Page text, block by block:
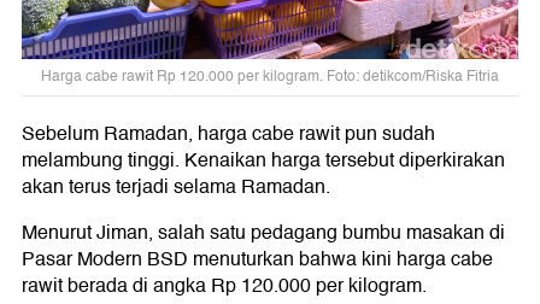
Harga cabe rawit Rp 120.000 per kilogram. Foto: detikcom/Riska Fitria
Sebelum Ramadan, harga cabe rawit pun sudah
melambung tinggi. Kenaikan harga tersebut diperkirakan
akan terus terjadi selama Ramadan.
Menurut Jiman, salah satu pedagang bumbu masakan di
Pasar Modern BSD menuturkan bahwa kini harga cabe
rawit berada di angka Rp 120.000 per kilogram.